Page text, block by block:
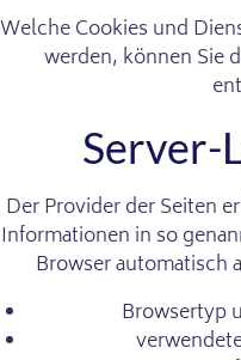
Welche Cookies und
werden, können Sie
Server-
Der Provider der Seiten
Informationen in so
Browser automatisch
Browsertyp